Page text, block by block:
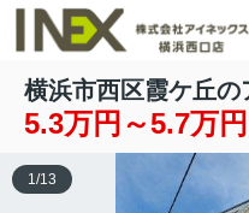
横浜市西区霞ケ丘の
5.3万円～5.7万円
1/13